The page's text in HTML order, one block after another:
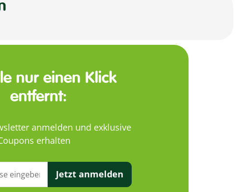
nur einen Klick
entfernt:
anmelden und exklusive
erhalten
Jetzt anmelden